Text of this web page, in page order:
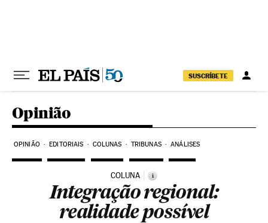
SUSCRÍBETE
Opinião
OPINIÃO EDITORIAIS COLUNAS TRIBUNAS ANÁLISES
COLUNA i
Integração regional:
realidade possível